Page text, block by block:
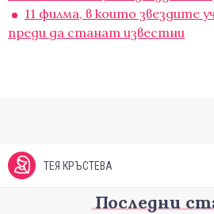
11 филма, в които звездите
преди да станат известни
ТЕЯ КРЪСТЕВА
Последни